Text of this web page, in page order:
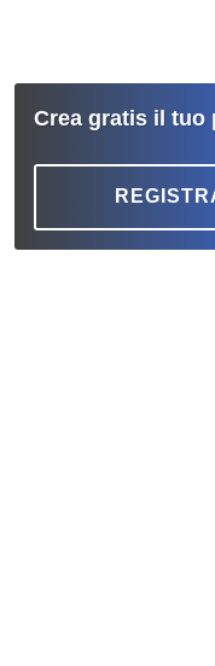
Crea gratis il tuo